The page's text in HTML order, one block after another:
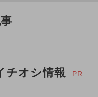
チオシ情報 PR